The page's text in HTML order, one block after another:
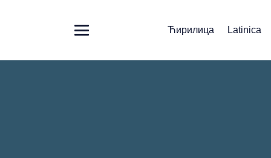
Ћирилица Latinica